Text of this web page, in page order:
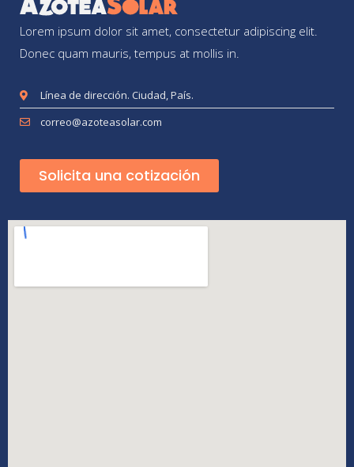
Lorem ipsum dolor sit amet, consectetur adipiscing elit.
Donec quam mauris, tempus at mollis in.
Línea de dirección. Ciudad, País.
correo@azoteasolar.com
Solicita una cotización